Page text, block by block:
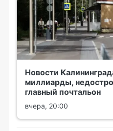
Новости
миллиарды,
главный почтальон
вчера, 20:00